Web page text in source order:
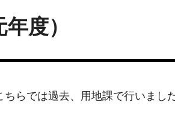
度）
ちらでは過去、用地課で行いまし